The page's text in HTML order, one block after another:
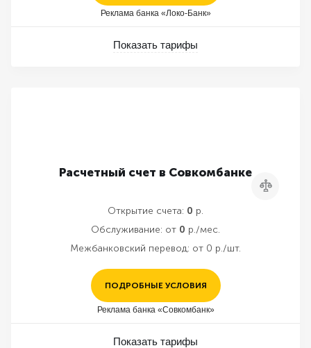
Реклама банка «Локо-Банк»
Показать тарифы
Расчетный счет в Совкомбанке
Сравнить
Открытие счета: 0 р.
Обслуживание: от 0 р./мес.
Межбанковский перевод: от 0 р./шт.
ПОДРОБНЫЕ УСЛОВИЯ
Реклама банка «Совкомбанк»
Показать тарифы